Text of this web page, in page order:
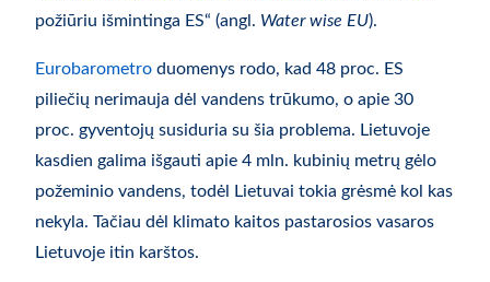
požiūriu išmintinga ES“ (angl. Water wise EU).
Eurobarometro duomenys rodo, kad 48 proc. ES
piliečių nerimauja dėl vandens trūkumo, o apie 30
proc. gyventojų susiduria su šia problema. Lietuvoje
kasdien galima išgauti apie 4 mln. kubinių metrų gėlo
požeminio vandens, todėl Lietuvai tokia grėsmė kol kas
nekyla. Tačiau dėl klimato kaitos pastarosios vasaros
Lietuvoje itin karštos.